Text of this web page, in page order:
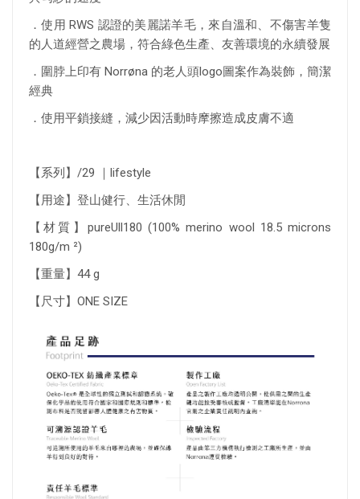
．使用 RWS 認證的美麗諾羊毛，來自溫和、不傷害羊隻
的人道經營之農場，符合綠色生產、友善環境的永續發展
．圍脖上印有 Norrøna 的老人頭logo圖案作為裝飾，簡潔
經典
．使用平鎖接縫，減少因活動時摩擦造成皮膚不適
【系列】/29 ｜lifestyle
【用途】登山健行、生活休閒
【材質】pureUll180 (100% merino wool 18.5 microns
180g/m ²)
【重量】44 g
【尺寸】ONE SIZE